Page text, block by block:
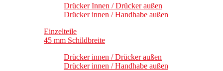
Drücker Innen / Drücker außen
Drücker innen / Handhabe außen
Einzelteile
45 mm Schildbreite
Drücker innen / Drücker außen
Drücker innen / Handhabe außen